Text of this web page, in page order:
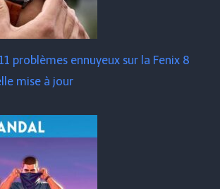
problèmes ennuyeux sur la Fenix ​​​​8
mise à jour